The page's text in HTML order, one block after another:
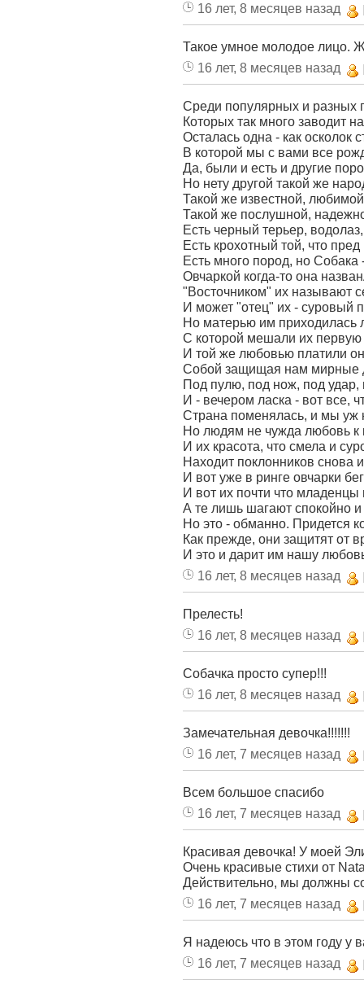
16 лет, 8 месяцев назад
Такое умное молодое лицо.
16 лет, 8 месяцев назад
Среди популярных и разных
Которых так много заводит
Осталась одна - как осколок
В которой мы с вами все
Да, были и есть и другие
Но нету другой такой же
Такой же известной,
Такой же послушной,
Есть черный терьер,
Есть крохотный той, что
Есть много пород, но Собака
Овчаркой когда-то она
"Восточником" их называют
И может "отец" их - суровый
Но матерью им приходилась
С которой мешали их первую
И той же любовью платили
Собой защищая нам мирные
Под пулю, под нож, под удар,
И - вечером ласка - вот все,
Страна поменялась, и мы уж
Но людям не чужда любовь к
И их красота, что смела и
Находит поклонников снова
И вот уже в ринге овчарки
И вот их почти что младенцы
А те лишь шагают спокойно и
Но это - обманно. Придется
Как прежде, они защитят от
И это и дарит им нашу
16 лет, 8 месяцев назад
Прелесть!
16 лет, 8 месяцев назад
Собачка просто супер!!!
16 лет, 8 месяцев назад
Замечательная девочка!!!!!!!
16 лет, 7 месяцев назад
Всем большое спасибо
16 лет, 7 месяцев назад
Красивая девочка! У моей
Очень красивые стихи от
Действительно, мы должны
16 лет, 7 месяцев назад
Я надеюсь что в этом году у
16 лет, 7 месяцев назад